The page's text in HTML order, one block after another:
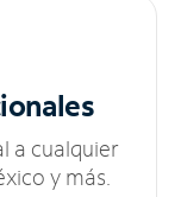
a cualquier
y más.